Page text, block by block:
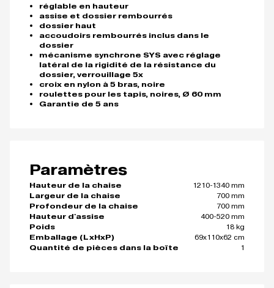
réglable en hauteur
assise et dossier rembourrés
dossier haut
accoudoirs rembourrés inclus dans le
dossier
mécanisme synchrone SYS avec réglage
latéral de la rigidité de la résistance du
dossier, verrouillage 5x
croix en nylon à 5 bras, noire
roulettes pour les tapis, noires, Ø 60 mm
Garantie de 5 ans
Paramètres
Hauteur de la chaise
1210-1340 mm
Largeur de la chaise
700 mm
Profondeur de la chaise
700 mm
Hauteur d'assise
400-520 mm
Poids
18 kg
Emballage (LxHxP)
69x110x62 cm
Quantité de pièces dans la boîte
1